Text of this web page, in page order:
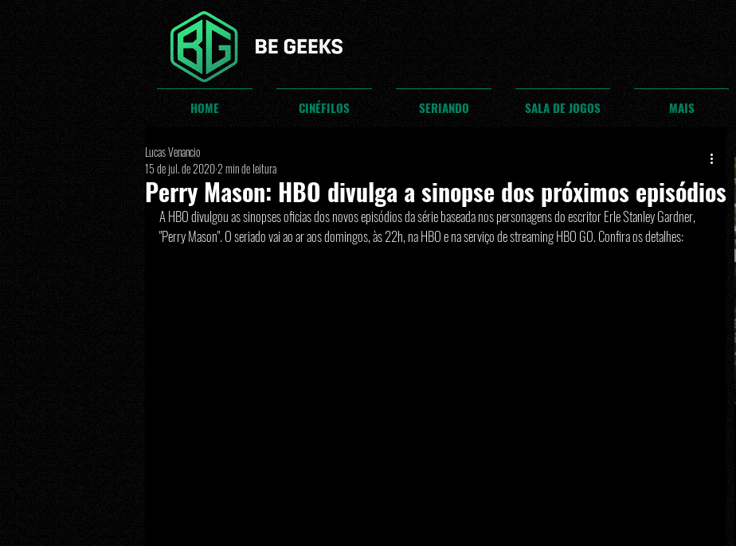
HOME CINÉFILOS SERIANDO SALA DE JOGOS MAIS
Perry Mason: HBO divulga a sinopse dos próximos episódios
Lucas Venancio
15 de jul. de 20202 min de leitura
A HBO divulgou as sinopses oficias dos novos episódios da série baseada nos personagens do escritor Erle Stanley Gardner,
"Perry Mason". O seriado vai ao ar aos domingos, às 22h, na HBO e na serviço de streaming HBO GO. Confira os detalhes: